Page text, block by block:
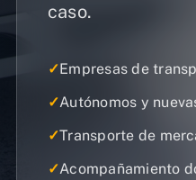
caso.
✓Empresas de
✓Autónomos y
✓Transporte de
✓Acompañamiento